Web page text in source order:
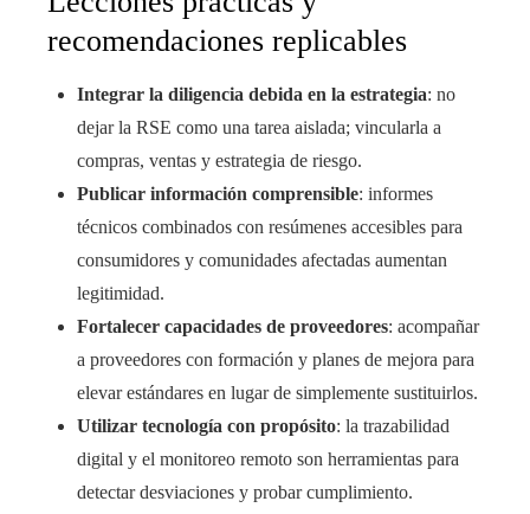
recomendaciones replicables
Integrar la diligencia debida en la estrategia: no
dejar la RSE como una tarea aislada; vincularla a
compras, ventas y estrategia de riesgo.
Publicar información comprensible: informes
técnicos combinados con resúmenes accesibles para
consumidores y comunidades afectadas aumentan
legitimidad.
Fortalecer capacidades de proveedores: acompañar
a proveedores con formación y planes de mejora para
elevar estándares en lugar de simplemente sustituirlos.
Utilizar tecnología con propósito: la trazabilidad
digital y el monitoreo remoto son herramientas para
detectar desviaciones y probar cumplimiento.